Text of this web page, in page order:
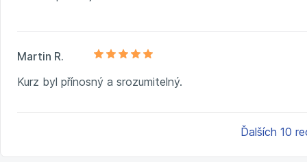
Martin R.
Kurz byl přínosný a srozumitelný.
Ďalších 10